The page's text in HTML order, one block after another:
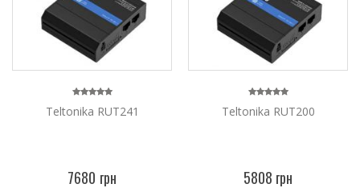
Teltonika RUT241
7680 грн
Teltonika RUT200
5808 грн